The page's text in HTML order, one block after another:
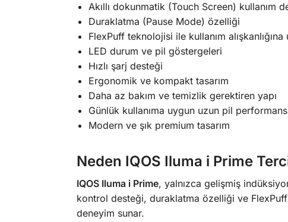
Akıllı dokunmatik (Touch Screen) kullanım
Duraklatma (Pause Mode) özelliği
FlexPuff teknolojisi ile kullanım
LED durum ve pil göstergeleri
Hızlı şarj desteği
Ergonomik ve kompakt tasarım
Daha az bakım ve temizlik gerektiren yapı
Günlük kullanıma uygun uzun pil
Modern ve şık premium tasarım
Neden IQOS Iluma i Prime
IQOS Iluma i Prime, yalnızca gelişmiş
kontrol desteği, duraklatma özelliği ve FlexPuff
deneyim sunar.